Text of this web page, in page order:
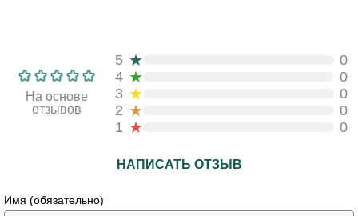
На основе
отзывов
5 ★
0
4 ★
0
3 ★
0
2 ★
0
1 ★ 0
НАПИСАТЬ ОТЗЫВ
Имя (обязательно)